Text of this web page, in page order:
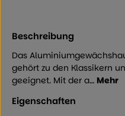
Beschreibung
Das
gehört zu den Klassikern
geeignet. Mit der a… Mehr
Eigenschaften